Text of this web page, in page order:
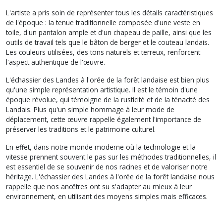
L'artiste a pris soin de représenter tous les détails caractéristiques
de l'époque : la tenue traditionnelle composée d'une veste en
toile, d'un pantalon ample et d'un chapeau de paille, ainsi que les
outils de travail tels que le bâton de berger et le couteau landais.
Les couleurs utilisées, des tons naturels et terreux, renforcent
l'aspect authentique de l'œuvre.
L'échassier des Landes à l'orée de la forêt landaise est bien plus
qu'une simple représentation artistique. Il est le témoin d'une
époque révolue, qui témoigne de la rusticité et de la ténacité des
Landais. Plus qu'un simple hommage à leur mode de
déplacement, cette œuvre rappelle également l'importance de
préserver les traditions et le patrimoine culturel.
En effet, dans notre monde moderne où la technologie et la
vitesse prennent souvent le pas sur les méthodes traditionnelles, il
est essentiel de se souvenir de nos racines et de valoriser notre
héritage. L'échassier des Landes à l'orée de la forêt landaise nous
rappelle que nos ancêtres ont su s'adapter au mieux à leur
environnement, en utilisant des moyens simples mais efficaces.